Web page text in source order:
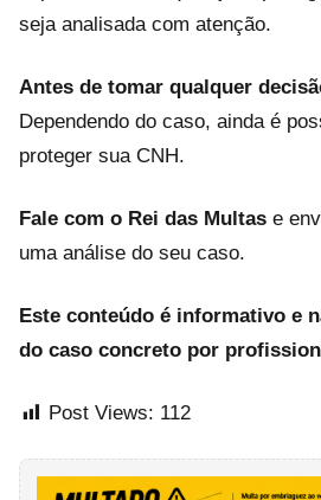
seja analisada com atenção.
Antes de tomar qualquer
Dependendo do caso, ainda é
proteger sua CNH.
Fale com o Rei das Multas e
uma análise do seu caso.
Este conteúdo é informativo e
do caso concreto por
Post Views: 112